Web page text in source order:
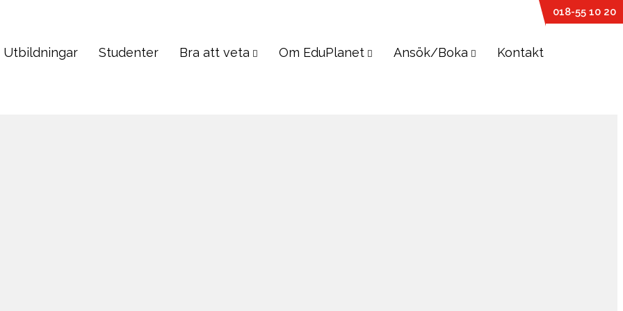
Utbildningar Studenter Bra att veta Om EduPlanet Ansök/Boka Kontakt
018-55 10 20